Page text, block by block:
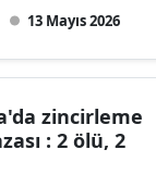
Gümüşhane
Hakkari
Hatay
13 Mayıs 2026
zincirleme
: 2 ölü, 2